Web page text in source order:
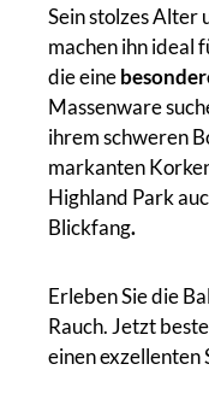
Sein stolzes
machen ihn ideal
die eine
Massenware
ihrem schweren
markanten
Highland Park
Blickfang.
Erleben Sie die
Rauch. Jetzt
einen exzellenten